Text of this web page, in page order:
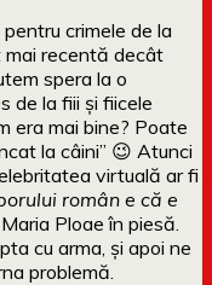
crimele de la
mai recentă decât
spera la o
de la fiii și fiicele
era mai bine? Poate
la câini” 😉 Atunci
virtuală ar fi
român e că e
Maria Ploae în piesă.
cu arma, și apoi ne
problemă.